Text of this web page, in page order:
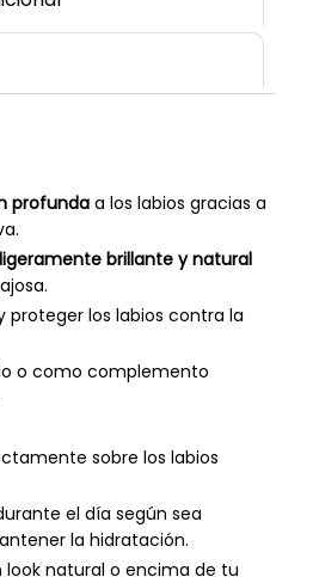
profundaa los labios gracias a
ligeramente brillante y natural
proteger los labios contra la
o como complemento
sobre los labios
el día según sea
la hidratación.
look natural o encima de tu